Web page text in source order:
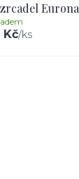
Eurona
Kč/ks